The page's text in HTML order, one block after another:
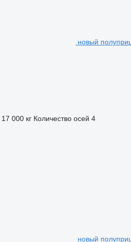
новый
17 000 кг Количество осей 4
новый